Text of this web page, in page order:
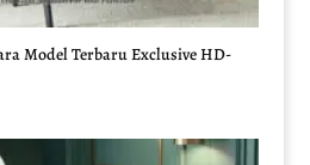
Model Terbaru Exclusive HD-